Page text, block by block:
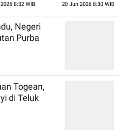
8:32 WIB
Alam Riau
20 Jun 2026 8:30 WIB
Negeri
Purba
Togean,
di Teluk